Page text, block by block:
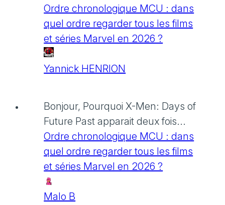
Ordre chronologique MCU : dans
quel ordre regarder tous les films
et séries Marvel en 2026 ?
Yannick HENRION
Bonjour, Pourquoi X-Men: Days of
Future Past apparait deux fois...
Ordre chronologique MCU : dans
quel ordre regarder tous les films
et séries Marvel en 2026 ?
Malo B